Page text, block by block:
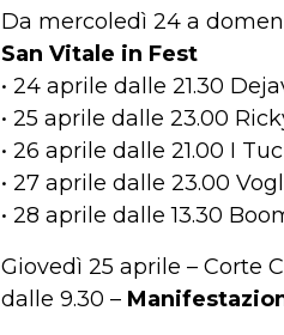
Da mercoledì 24 a
San Vitale in Fest
• 24 aprile dalle 21.30
• 25 aprile dalle 23.00
• 26 aprile dalle 21.00 I
• 27 aprile dalle 23.00
• 28 aprile dalle 13.30
Giovedì 25 aprile – Corte
dalle 9.30 –